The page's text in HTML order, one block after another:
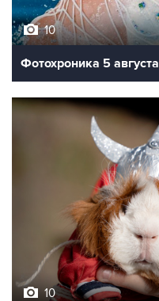
10
Фотохроника 5 августа
10